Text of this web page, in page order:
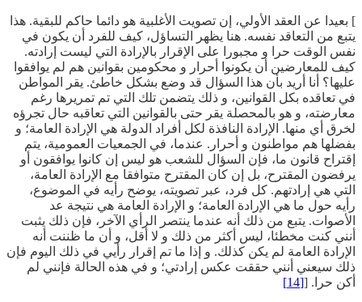
] بعيدا عن العقد الأولي، إن تصويت الأغلبية هو دائما حاكم للبقية. هذا
يتبع من التعاقد نفسه. هنا يظهر التساؤل، كيف للفرد أن يكون في
نفس الوقت حرا و مجبورا على الإقرار بالإرادة التي ليست إرادته.
كيف للمعارضين أن يكونوا أحرار و محكومين بقوانين هم لم يوافقوا
عليها؟ أنا أريد بأن هذا السؤال قد وضع بشكل خاطئ. يقر المواطن
في تعاقده بكل القوانين، و ذلك يتضمن تلك التي تم تمريرها رغم
معارضته، و هو بالمحصلة يقر حتى بالقوانين التي تعاقبه حال تجرؤه
لخرق أي منها. الإرادة النافذة لكل أفراد الدولة هي الإرادة العامة؛ و
بفضلها هم مواطنون و أحرار. عندما، في الجمعيات العمومية، يتم
إقتراح قانون ما، فإن السؤال للشعب هو ليس إن كانوا يوافقون أو
يرفضون المقترح، بل إن كان المقترح متوافقا مع الإرادة العامة،
التي هي إرادتهم. كل فرد، عبر تصويته، يوضح رأيه في الموضوع،
رأيه حول ما هي الإرادة العامة؛ و الإرادة العامة هي نتيجة عد
الأصوات. يتبع من ذلك أنه عندما ينتصر الرأي الآخر، فإن ذلك يثبت
أنني كنت مخطئا، ليس أكثر من ذلك و لا أقل، و أن ما ظننت أنه
الإرادة العامة لم يكن كذلك. و إذا ما تم إقرار رأيي في ذلك اليوم فإن
ذلك سيعني أنني حققت عكس إرادتي؛ و في هذه الحالة فإنني لم
أكن حرا. [[14]